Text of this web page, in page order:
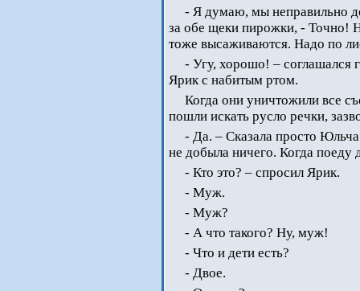
- Я думаю, мы неправильно
за обе щеки пирожки, - Точно!
тоже высаживаются. Надо по
- Угу, хорошо! – соглашался
Ярик с набитым ртом.
Когда они уничтожили все
пошли искать русло речки,
- Да. – Сказала просто
не добыла ничего. Когда
- Кто это? – спросил Ярик.
- Муж.
- Муж?
- А что такого? Ну, муж!
- Что и дети есть?
- Двое.